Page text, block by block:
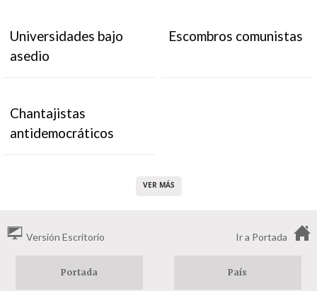
Universidades bajo
asedio
Escombros comunistas
Chantajistas
antidemocráticos
VER MÁS
Versión Escritorio Ir a Portada
Portada País